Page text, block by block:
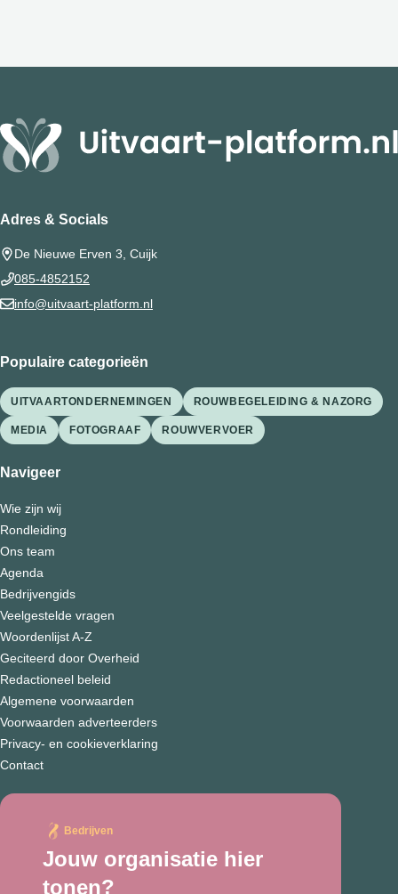
Adres & Socials
De Nieuwe Erven 3, Cuijk
085-4852152
info@uitvaart-platform.nl
Populaire categorieën
UITVAARTONDERNEMINGEN ROUWBEGELEIDING & NAZORG
MEDIA FOTOGRAAF ROUWVERVOER
Navigeer
Wie zijn wij
Rondleiding
Ons team
Agenda
Bedrijvengids
Veelgestelde vragen
Woordenlijst A-Z
Geciteerd door Overheid
Redactioneel beleid
Algemene voorwaarden
Voorwaarden adverteerders
Privacy- en cookieverklaring
Contact
Bedrijven
Jouw organisatie hier
tonen?